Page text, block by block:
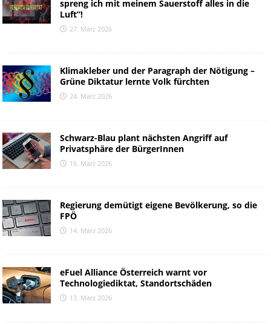
spreng ich mit meinem Sauerstoff alles in die
Luft”!
27. März 2026
Klimakleber und der Paragraph der Nötigung –
Grüne Diktatur lernte Volk fürchten
24. März 2026
Schwarz-Blau plant nächsten Angriff auf
Privatsphäre der BürgerInnen
16. März 2026
Regierung demütigt eigene Bevölkerung, so die
FPÖ
14. März 2026
eFuel Alliance Österreich warnt vor
Technologiediktat, Standortschäden
13. März 2026